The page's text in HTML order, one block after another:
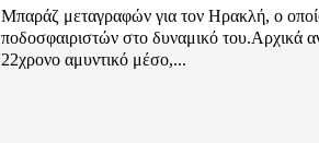
Μπαράζ μεταγραφών για τον Ηρακλή, ο
ποδοσφαιριστών στο δυναμικό του.Αρχικά
22χρονο αμυντικό μέσο,...